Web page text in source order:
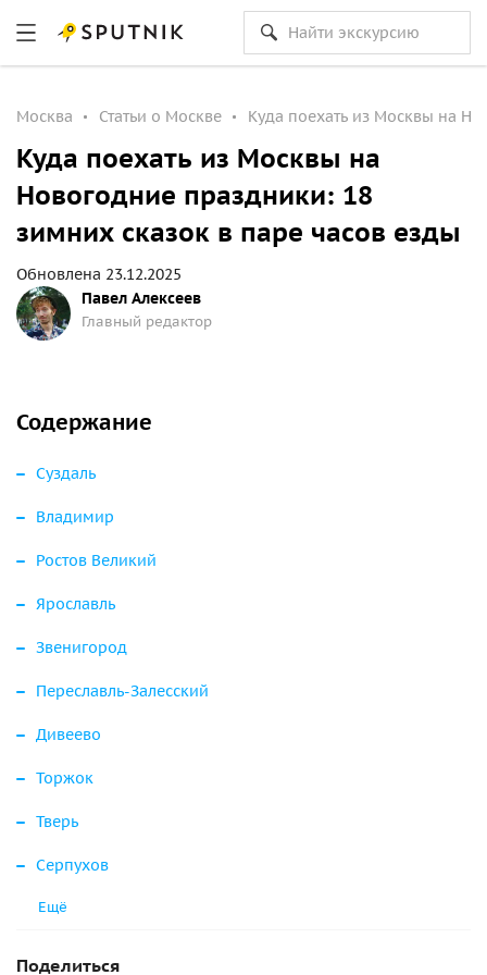
Москва Статьи о Москве Куда поехать из Москвы на
Куда поехать из Москвы на
Новогодние праздники: 18
зимних сказок в паре часов езды
Павел Алексеев
Главный редактор
Обновлена 23.12.2025
Содержание
Суздаль
Владимир
Ростов Великий
Ярославль
Звенигород
Переславль-Залесский
Дивеево
Торжок
Тверь
Серпухов
Ещё
Поделиться